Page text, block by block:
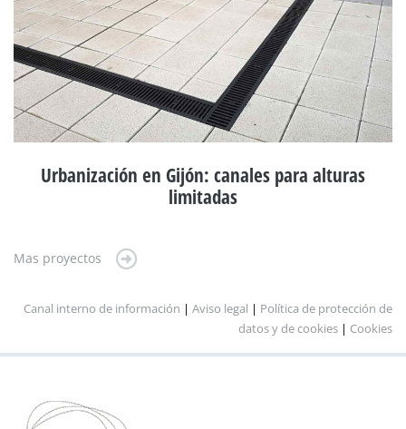
Urbanización en Gijón: canales para alturas
limitadas
Mas proyectos
Canal interno de información | Aviso legal | Política de protección de
datos y de cookies | Cookies